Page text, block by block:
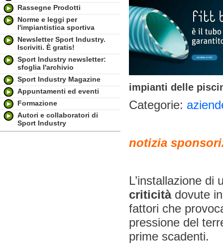
Rassegne Prodotti
Norme e leggi per
l'impiantistica sportiva
Newsletter Sport Industry.
Iscriviti. È gratis!
Sport Industry newsletter:
sfoglia l'archivio
Sport Industry Magazine
Appuntamenti ed eventi
Formazione
Autori e collaboratori di
Sport Industry
impianti delle
Categorie:
notizia
L’installazione di
criticità dovute
fattori che
pressione del
prime scadenti.